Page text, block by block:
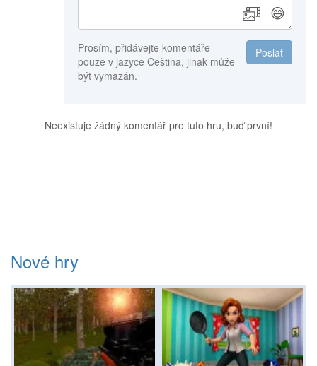
😄
Poslat
Prosím, přidávejte komentáře
pouze v jazyce Čeština, jinak může
být vymazán.
Neexistuje žádný komentář pro tuto hru, buď první!
Nové hry